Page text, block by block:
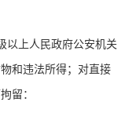
以上人民政府公安机关
和违法所得；对直接
留：